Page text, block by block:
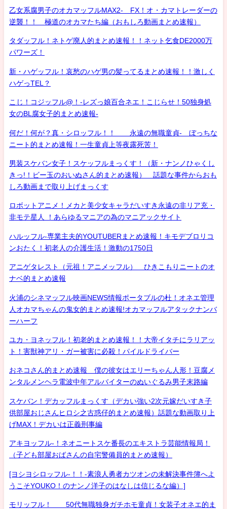
乙女系腐男子のオカマッフルMAX2- FX！オ・カマトレーダーの
逆襲！！ 極道のオカマたち編（おもしろ動画まとめ速報）
タダッフル！ネトゲ廃人的まとめ速報！！ネット乞食DE2000万
パワーズ！
新・ハゲッフル！哀愁のハゲ男の髪ってるまとめ速報！！激しく
ハゲっTEL？
こじ！コジッフル@！-レズっ娘百合ネエ！こじらせ！50独身処
女のBL腐女子的まとめ速報-
何だ！何が？真・シロッフル！！ 永遠の無職童貞- ぼっちな
ニート的まとめ速報！一生童貞上等夜露死苦！
男装スケバン女子！スケッフルまっくす！（新・ナンノひゃくし
きっ!！ビー玉のおいぬさん的まとめ速報） 話題な事件からおも
しろ動画まで取り上げまっくす
ロボットアニメ！メカと美少女キャラだいすき永遠の非リア充・
非モテ星人 ！あらゆるマニアの為のマニアックサイト
ハルッフル-専業主夫的YOUTUBERまとめ速報！キモデブロリコ
ンおたく！初老人の介護生活！激動の1750日
アニゲタレスト（元祖！アニメッフル） ひきこもりニートのオ
ナベ的まとめ速報
火浦のシネマッフル映画NEWS情報ポータブルの杜！オネエ管理
人オカマちゃんの鬼女的まとめ速報!オカマッフルアタックナンバ
ーハーフ
ユカ・ヨネッフル！初老的まとめ速報！！大帝イタチにラリアッ
ト！害獣神アリ・ガー被害に必殺！パイルドライバー
おネコさん的まとめ速報 僕の彼女はエリーちゃん人形！豆腐メ
ンタルメンヘラ電波中年アルバイターのぬいぐるみ男子末路編
スケバン！デカッフルまっくす（デカい強い2次元嫁だいすき子
供部屋おじさんヒロシ之古惑仔的まとめ速報）話題な動画取り上
げMAX！デカいは正義刑事編
アキヨッフル-！ネオニートスケ番長のエキストラ芸能情報局！
（子ども部屋おばさんの自宅警備員的まとめ速報）
[ヨシヨシロッフル-！！-素浪人勇者カツオンの未解決事件簿へよ
うこそYOUKO！のナンノ洋子のはなしは信じるな編）]
モリッフル！ 50代無職独身ガチホモ童貞！女装子オネエ的ま